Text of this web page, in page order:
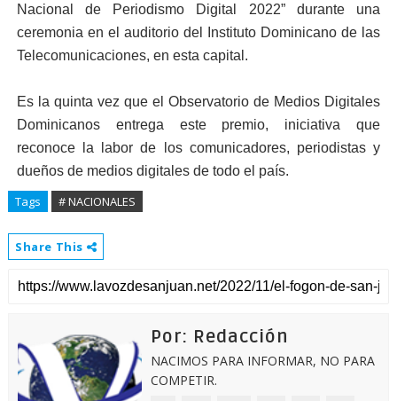
Nacional de Periodismo Digital 2022” durante una
ceremonia en el auditorio del Instituto Dominicano de las
Telecomunicaciones, en esta capital.
Es la quinta vez que el Observatorio de Medios Digitales
Dominicanos entrega este premio, iniciativa que
reconoce la labor de los comunicadores, periodistas y
dueños de medios digitales de todo el país.
Tags # NACIONALES
Share This
Por: Redacción
NACIMOS PARA INFORMAR, NO PARA
COMPETIR.